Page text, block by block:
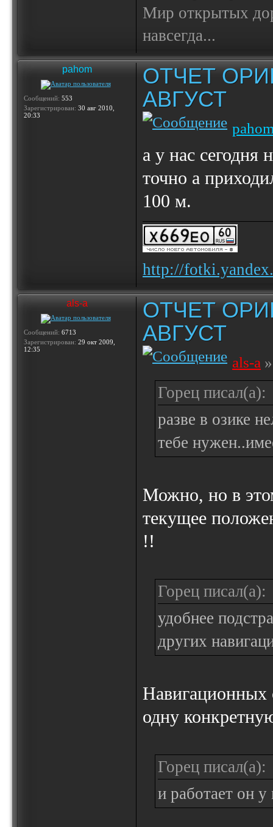
Мир открытых
навсегда...
pahom
Сообщений: 553
Зарегистрирован: 30 авг 2010,
20:33
ОТЧЕТ
АВГУСТ
а у нас сегодня
точно а
100 м.
http://
als-a
Сообщений: 6713
Зарегистрирован: 29 окт 2009,
12:35
ОТЧЕТ
АВГУСТ
als-a
Горец писал(а):
разве в озике
тебе
Можно, но в
текущее
!!
Горец писал(а):
удобнее
других
Навигационных
одну
Горец писал(а):
и работает он